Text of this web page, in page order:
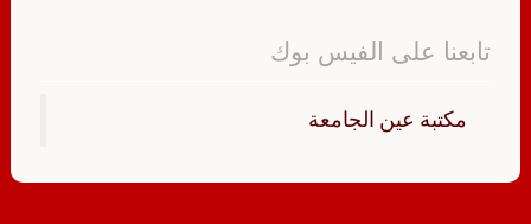
تابعنا على الفيس بوك
‏مكتبة عين الجامعة‏